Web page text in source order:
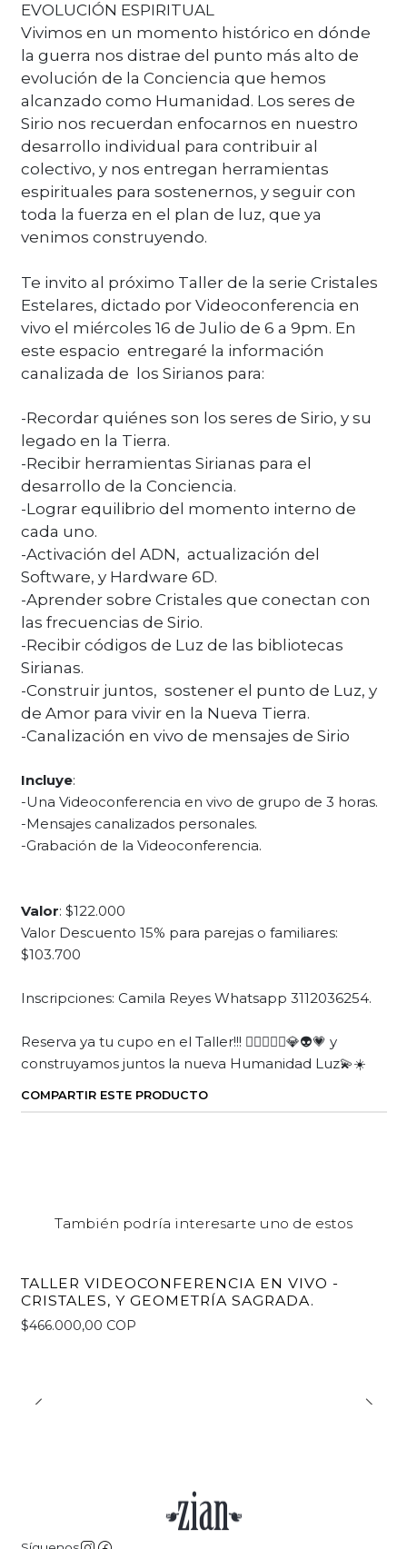
EVOLUCIÓN ESPIRITUAL
Vivimos en un momento histórico en dónde
la guerra nos distrae del punto más alto de
evolución de la Conciencia que hemos
alcanzado como Humanidad. Los seres de
Sirio nos recuerdan enfocarnos en nuestro
desarrollo individual para contribuir al
colectivo, y nos entregan herramientas
espirituales para sostenernos, y seguir con
toda la fuerza en el plan de luz, que ya
venimos construyendo.
Te invito al próximo Taller de la serie Cristales
Estelares, dictado por Videoconferencia en
vivo el miércoles 16 de Julio de 6 a 9pm. En
este espacio entregaré la información
canalizada de los Sirianos para:
-Recordar quiénes son los seres de Sirio, y su
legado en la Tierra.
-Recibir herramientas Sirianas para el
desarrollo de la Conciencia.
-Lograr equilibrio del momento interno de
cada uno.
-Activación del ADN, actualización del
Software, y Hardware 6D.
-Aprender sobre Cristales que conectan con
las frecuencias de Sirio.
-Recibir códigos de Luz de las bibliotecas
Sirianas.
-Construir juntos, sostener el punto de Luz, y
de Amor para vivir en la Nueva Tierra.
-Canalización en vivo de mensajes de Sirio
Incluye:
-Una Videoconferencia en vivo de grupo de 3 horas.
-Mensajes canalizados personales.
-Grabación de la Videoconferencia.
Valor: $122.000
Valor Descuento 15% para parejas o familiares:
$103.700
Inscripciones: Camila Reyes Whatsapp 3112036254.
Reserva ya tu cupo en el Taller!!! 🙋‍♂️🙋🏻‍♀️💎👽💗 y
construyamos juntos la nueva Humanidad Luz💫☀️
COMPARTIR ESTE PRODUCTO
También podría interesarte uno de estos
TALLER VIDEOCONFERENCIA EN VIVO -
CRISTALES, Y GEOMETRÍA SAGRADA.
$466.000,00 COP